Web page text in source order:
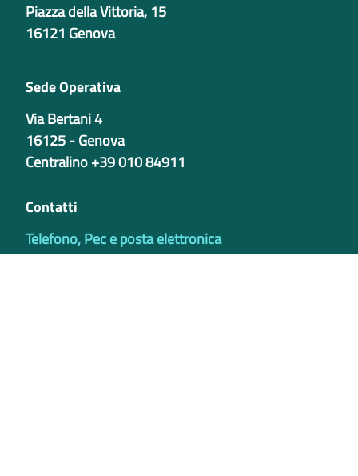
Piazza della Vittoria, 15
16121 Genova
Sede Operativa
Via Bertani 4
16125 - Genova
Centralino +39 010 84911
Contatti
Telefono, Pec e posta elettronica